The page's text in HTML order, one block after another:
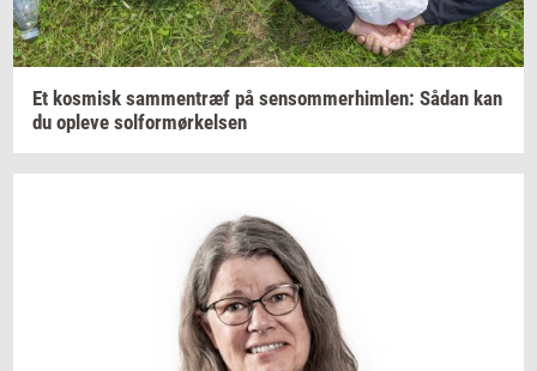
Et kos­misk sam­men­træf på sen­som­mer­him­len: Sådan kan
du op­le­ve sol­for­mør­kel­sen